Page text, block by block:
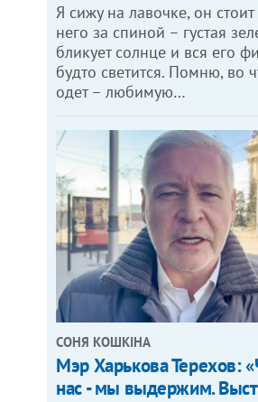
Я сижу на лавочке, он
него за спиной – густая
бликует солнце и вся его
будто светится. Помню, во
одет – любимую…
СОНЯ КОШКІНА
Мэр Харькова Терехов:
нас - мы выдержим.